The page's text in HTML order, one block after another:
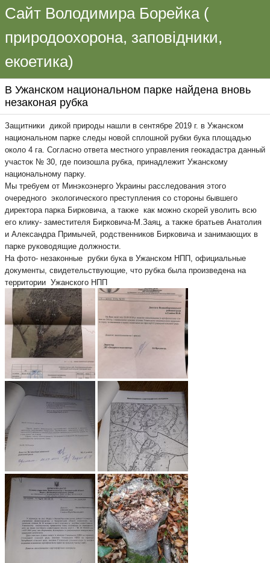
Сайт Володимира Борейка (
природоохорона, заповідники,
екоетика)
В Ужанском национальном парке найдена вновь
незаконая рубка
Защитники дикой природы нашли в сентябре 2019 г. в Ужанском
национальном парке следы новой сплошной рубки бука площадью
около 4 га. Согласно ответа местного управления геокадастра данный
участок № 30, где поизошла рубка, принадлежит Ужанскому
национальному парку.
Мы требуем от Минэкоэнерго Украины расследования этого
очередного экологического преступления со стороны бывшего
директора парка Бирковича, а также как можно скорей уволить всю
его клику- заместителя Бирковича-М.Заяц, а также братьев Анатолия
и Александра Примычей, родственников Бирковича и занимающих в
парке руководящие должности.
На фото- незаконные рубки бука в Ужанском НПП, официальные
документы, свидетельствующие, что рубка была произведена на
территории Ужанского НПП